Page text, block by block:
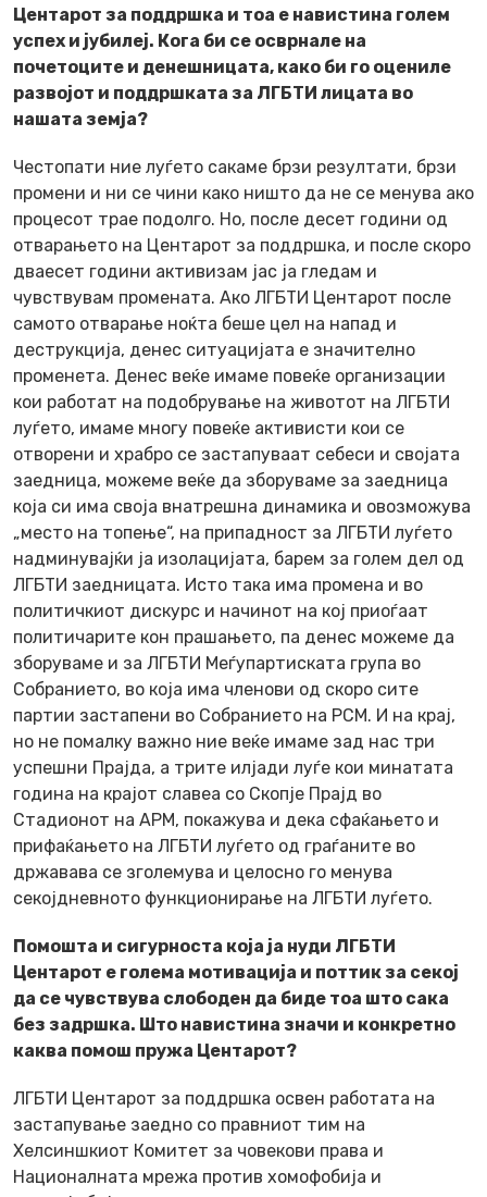
Центарот за поддршка и тоа е навистина голем
успех и јубилеј. Кога би се осврнале на
почетоците и денешницата, како би го оцениле
развојот и поддршката за ЛГБТИ лицата во
нашата земја?
Честопати ние луѓето сакаме брзи резултати, брзи
промени и ни се чини како ништо да не се менува ако
процесот трае подолго. Но, после десет години од
отварањето на Центарот за поддршка, и после скоро
дваесет години активизам јас ја гледам и
чувствувам промената. Ако ЛГБТИ Центарот после
самото отварање ноќта беше цел на напад и
деструкција, денес ситуацијата е значително
променета. Денес веќе имаме повеќе организации
кои работат на подобрување на животот на ЛГБТИ
луѓето, имаме многу повеќе активисти кои се
отворени и храбро се застапуваат себеси и својата
заедница, можеме веќе да зборуваме за заедница
која си има своја внатрешна динамика и овозможува
„место на топење“, на припадност за ЛГБТИ луѓето
надминувајќи ја изолацијата, барем за голем дел од
ЛГБТИ заедницата. Исто така има промена и во
политичкиот дискурс и начинот на кој приоѓаат
политичарите кон прашањето, па денес можеме да
зборуваме и за ЛГБТИ Меѓупартиската група во
Собранието, во која има членови од скоро сите
партии застапени во Собранието на РСМ. И на крај,
но не помалку важно ние веќе имаме зад нас три
успешни Прајда, а трите илјади луѓе кои минатата
година на крајот славеа со Скопје Прајд во
Стадионот на АРМ, покажува и дека сфаќањето и
прифаќањето на ЛГБТИ луѓето од граѓаните во
државава се зголемува и целосно го менува
секојдневното функционирање на ЛГБТИ луѓето.
Помошта и сигурноста која ја нуди ЛГБТИ
Центарот е голема мотивација и поттик за секој
да се чувствува слободен да биде тоа што сака
без задршка. Што навистина значи и конкретно
каква помош пружа Центарот?
ЛГБТИ Центарот за поддршка освен работата на
застапување заедно со правниот тим на
Хелсиншкиот Комитет за човекови права и
Националната мрежа против хомофобија и